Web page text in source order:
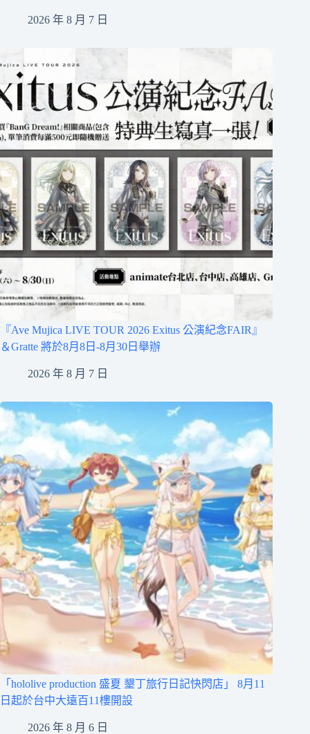
2026 年 8 月 7 日
『Ave Mujica LIVE TOUR 2026 Exitus 公演紀念FAIR』
＆Gratte 將於8月8日-8月30日舉辦
2026 年 8 月 7 日
「hololive production 盛夏 墾丁旅行日記快閃店」 8月11
日起於台中大遠百11樓開設
2026 年 8 月 6 日